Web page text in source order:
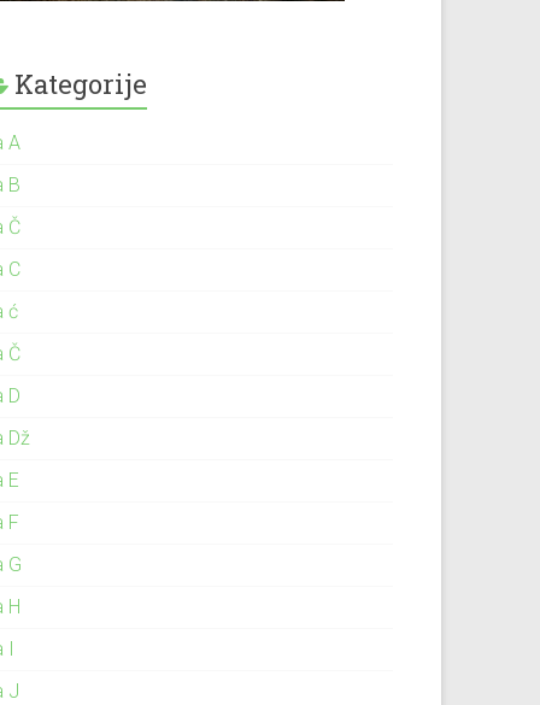
Kategorije
A
B
Č
C
ć
Č
D
Dž
E
F
G
H
J